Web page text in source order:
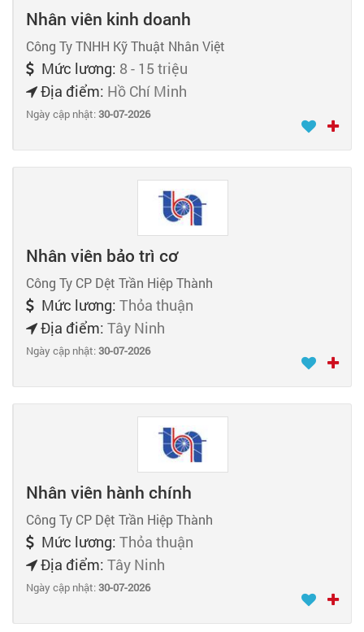
Nhân viên kinh doanh
Công Ty TNHH Kỹ Thuật Nhân Việt
Mức lương: 8 - 15 triệu
Địa điểm: Hồ Chí Minh
Ngày cập nhật:30-07-2026
Nhân viên bảo trì cơ
Công Ty CP Dệt Trần Hiệp Thành
Mức lương: Thỏa thuận
Địa điểm: Tây Ninh
Ngày cập nhật:30-07-2026
Nhân viên hành chính
Công Ty CP Dệt Trần Hiệp Thành
Mức lương: Thỏa thuận
Địa điểm: Tây Ninh
Ngày cập nhật:30-07-2026